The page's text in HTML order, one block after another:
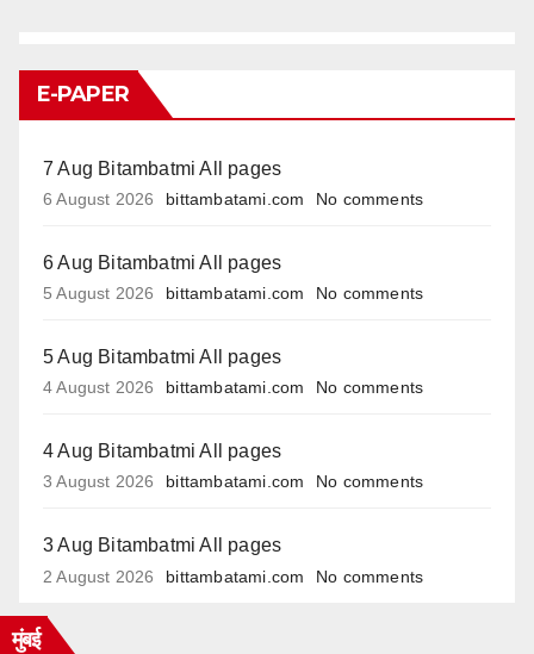
E-PAPER
7 Aug Bitambatmi All pages
6 August 2026 bittambatami.com No comments
6 Aug Bitambatmi All pages
5 August 2026 bittambatami.com No comments
5 Aug Bitambatmi All pages
4 August 2026 bittambatami.com No comments
4 Aug Bitambatmi All pages
3 August 2026 bittambatami.com No comments
3 Aug Bitambatmi All pages
2 August 2026 bittambatami.com No comments
मुंबई